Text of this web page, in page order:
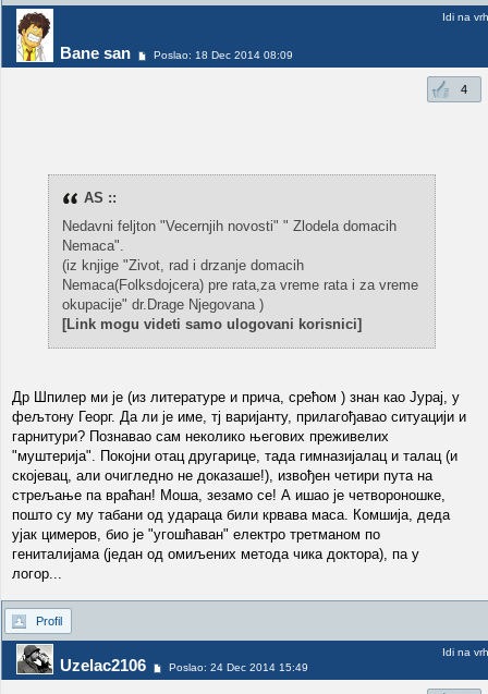
Bane san Poslao: 18 Dec 2014 08:09
Idi na vrh
4
AS ::
Nedavni feljton "Vecernjih novosti" " Zlodela domacih
Nemaca".
(iz knjige "Zivot, rad i drzanje domacih
Nemaca(Folksdojcera) pre rata,za vreme rata i za vreme
okupacije" dr.Drage Njegovana )
[Link mogu videti samo ulogovani korisnici]
Др Шпилер ми је (из литературе и прича, срећом ) знан као Јурај, у
фељтону Георг. Да ли је име, тј варијанту, прилагођавао ситуацији и
гарнитури? Познавао сам неколико његових преживелих
"муштерија". Покојни отац другарице, тада гимназијалац и талац (и
скојевац, али очигледно не доказаше!), извођен четири пута на
стрељање па враћан! Моша, зезамо се! А ишао је четвороношке,
пошто су му табани од удараца били крвава маса. Комшија, деда
ујак цимеров, био је "угошћаван" електро третманом по
гениталијама (један од омиљених метода чика доктора), па у
логор...
Profil
Uzelac2106 Poslao: 24 Dec 2014 15:49
Idi na vrh